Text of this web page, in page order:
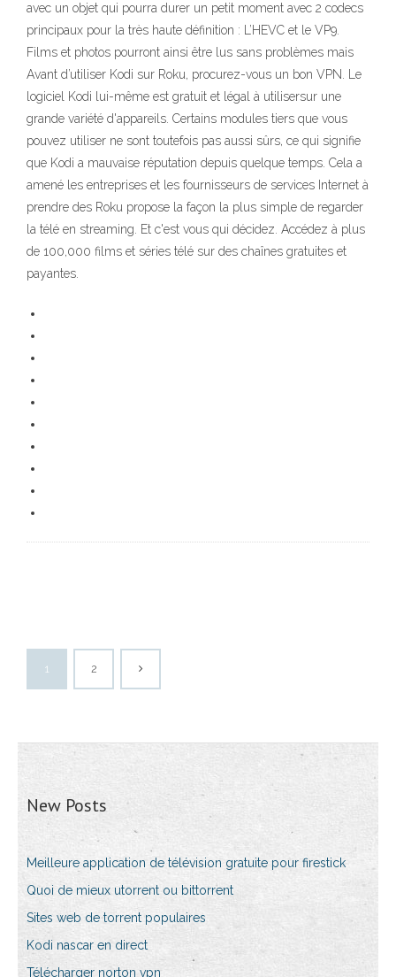
avec un objet qui pourra durer un petit moment avec 2 codecs
principaux pour la très haute définition : L’HEVC et le VP9.
Films et photos pourront ainsi être lus sans problèmes mais
Avant d’utiliser Kodi sur Roku, procurez-vous un bon VPN. Le
logiciel Kodi lui-même est gratuit et légal à utilisersur une
grande variété d'appareils. Certains modules tiers que vous
pouvez utiliser ne sont toutefois pas aussi sûrs, ce qui signifie
que Kodi a mauvaise réputation depuis quelque temps. Cela a
amené les entreprises et les fournisseurs de services Internet à
prendre des Roku propose la façon la plus simple de regarder
la télé en streaming. Et c'est vous qui décidez. Accédez à plus
de 100,000 films et séries télé sur des chaînes gratuites et
payantes.
1 2
New Posts
Meilleure application de télévision gratuite pour firestick
Quoi de mieux utorrent ou bittorrent
Sites web de torrent populaires
Kodi nascar en direct
Télécharger norton vpn